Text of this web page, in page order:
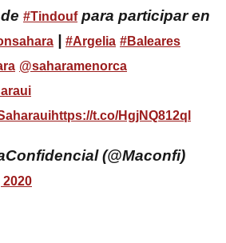
#Tindoufpara participar en
#Argelia #Baleares
@saharamenorca
https://t.co/HgjNQ812ql
(@Maconfi)
2020